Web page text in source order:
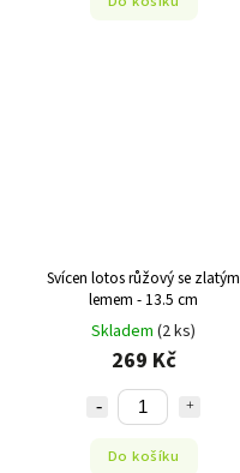
Svícen lotos růžový se zlatým
lemem - 13.5 cm
Skladem (2 ks)
269 Kč
Do košíku